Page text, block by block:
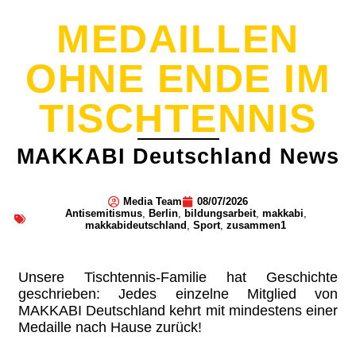
MEDAILLEN
OHNE ENDE IM
TISCHTENNIS
MAKKABI Deutschland News
Media Team
08/07/2026
Antisemitismus, Berlin, bildungsarbeit, makkabi,
makkabideutschland , Sport, zusammen1
Unsere Tischtennis-Familie hat Geschichte
geschrieben: Jedes einzelne Mitglied von
MAKKABI Deutschland kehrt mit mindestens einer
Medaille nach Hause zurück!